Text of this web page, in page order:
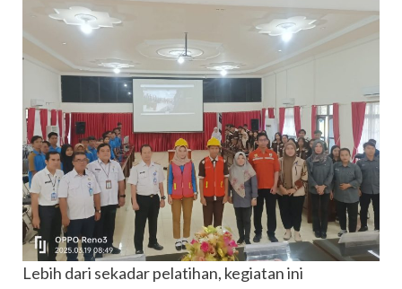
Lebih dari sekadar pelatihan, kegiatan ini